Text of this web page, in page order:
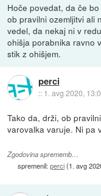
Hoče povedat, da če
ob pravilni ozemljitvi ali
vedel, da nekaj ni v
ohišja porabnika ravno
stik z ohišjem.
perci
:: 1. avg 2020,
Tako da, drži, ob
varovalka varuje. Ni pa
Zgodovina sprememb…
spremenil:perci(1. avg